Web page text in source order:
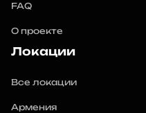
FAQ
О проекте
Локации
Все локации
Армения